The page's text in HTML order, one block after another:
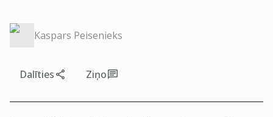
Kaspars Peisenieks
Dalīties Ziņo